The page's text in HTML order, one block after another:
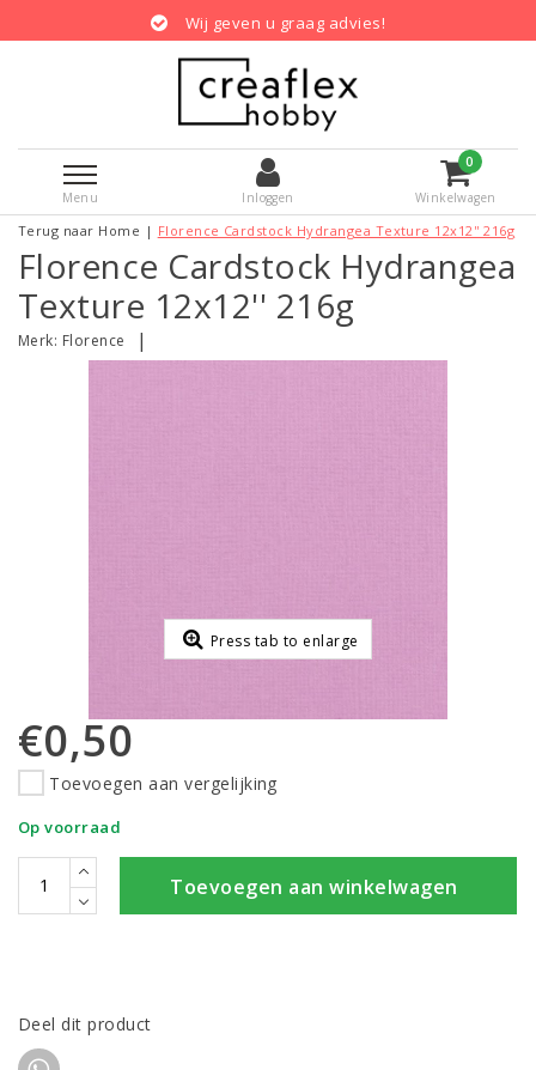
Wij geven u graag advies!
Menu Inloggen
0
Winkelwagen
Terug naar Home | Florence Cardstock Hydrangea Texture 12x12'' 216g
Florence Cardstock Hydrangea
Texture 12x12'' 216g
Merk: Florence |
Press tab to enlarge
€0,50
Toevoegen aan vergelijking
Op voorraad
Toevoegen aan winkelwagen
Deel dit product